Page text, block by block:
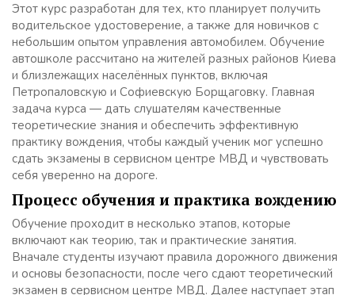
Этот курс разработан для тех, кто планирует получить
водительское удостоверение, а также для новичков с
небольшим опытом управления автомобилем. Обучение
автошколе рассчитано на жителей разных районов Киева
и близлежащих населённых пунктов, включая
Петропаловскую и Софиевскую Борщаговку. Главная
задача курса — дать слушателям качественные
теоретические знания и обеспечить эффективную
практику вождения, чтобы каждый ученик мог успешно
сдать экзамены в сервисном центре МВД и чувствовать
себя уверенно на дороге.
Процесс обучения и практика вождению
Обучение проходит в несколько этапов, которые
включают как теорию, так и практические занятия.
Вначале студенты изучают правила дорожного движения
и основы безопасности, после чего сдают теоретический
экзамен в сервисном центре МВД. Далее наступает этап